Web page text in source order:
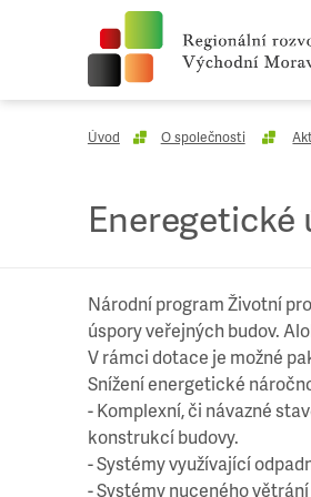
Úvod O společnosti
Národní program Životní
úspory veřejných budov.
V rámci dotace je možné
Snížení energetické
- Komplexní, či návazné
konstrukcí budovy.
- Systémy využívající
- Systémy nuceného